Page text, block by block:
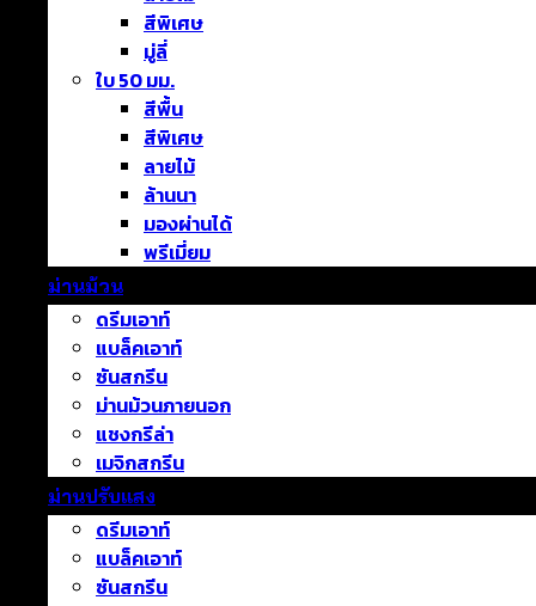
สีพิเศษ
มู่ลี่
ใบ 50 มม.
สีพื้น
สีพิเศษ
ลายไม้
ล้านนา
มองผ่านได้
พรีเมี่ยม
ม่านม้วน
ดรีมเอาท์
แบล็คเอาท์
ซันสกรีน
ม่านม้วนภายนอก
แชงกรีล่า
เมจิกสกรีน
ม่านปรับแสง
ดรีมเอาท์
แบล็คเอาท์
ซันสกรีน